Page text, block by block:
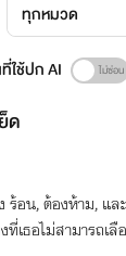
ทุกหมวด
ใช้ปก AI
ด
ร้อน, ต้องห้าม, แล
เธอไม่สามารถเลื